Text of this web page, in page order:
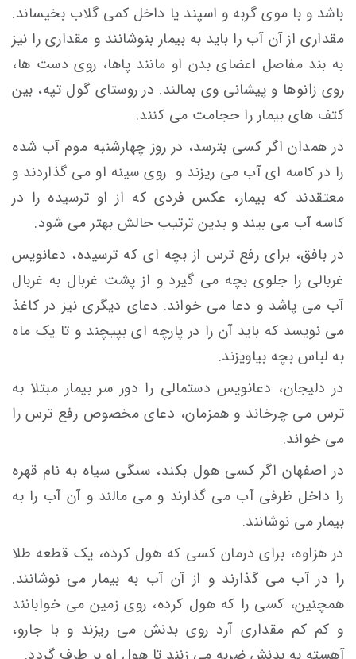
باشد و با موی گربه و اسپند يا داخل كمی گلاب بخيساند.
مقداری از آن آب را باید به بیمار بنوشانند و مقداری را نیز
به بند مفاصل اعضای بدن او مانند پاها، روی دست ها،
روی زانوها و پيشانی وی بمالند. در روستای گول تپه، بين
كتف های بيمار را حجامت می كنند.
در همدان اگر كسی بترسد، در روز چهارشنبه موم آب شده
را در كاسه ای آب می ریزند و روی سينه او می گذاردند و
معتقدند كه بیمار، عكس فردی که از او ترسیده را در
كاسه آب می بيند و بدين ترتیب حالش بهتر می شود.
در بافق، برای رفع ترس از بچه ای که ترسیده، دعانویس
غربالی را جلوی بچه می گیرد و از پشت غربال به غربال
آب می پاشد و دعا می خواند. دعای دیگری نیز در کاغذ
می نویسد که باید آن را در پارچه ای بپیچند و تا یک ماه
به لباس بچه بیاویزند.
در دلیجان، دعانویس دستمالی را دور سر بیمار مبتلا به
ترس می چرخاند و همزمان، دعای مخصوص رفع ترس را
می خواند.
در اصفهان اگر کسی هول بکند، سنگی سیاه به نام قهره
را داخل ظرفی آب می گذارند و می مالند و آن آب را به
بیمار می نوشانند.
در هزاوه، برای درمان کسی که هول کرده، یک قطعه طلا
را در آب می گذارند و از آن آب به بیمار می نوشانند.
همچنین، کسی را که هول کرده، روی زمین می خوابانند
و کم کم مقداری آرد روی بدنش می ریزند و با جارو،